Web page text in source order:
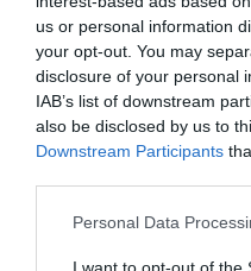
us or personal information
your opt-out. You may
disclosure of your personal
IAB’s list of downstream
also be disclosed by us to
Downstream Participants
Please note that this
not limited to your visit or
Personal Data
I want to opt-out of the